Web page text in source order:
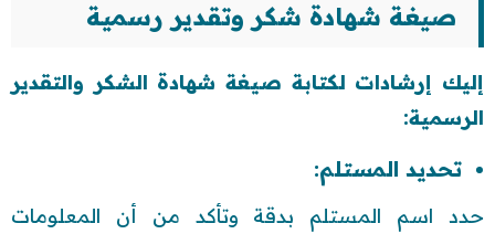
صيغة شهادة شكر وتقدير رسمية
إليك إرشادات لكتابة صيغة شهادة الشكر والتقدير
الرسمية:
تحديد المستلم:
حدد اسم المستلم بدقة وتأكد من أن المعلومات